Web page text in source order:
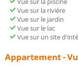
Vue sur la rivière
Vue sur le jardin
Vue sur le lac
Vue sur un site
Appartement -